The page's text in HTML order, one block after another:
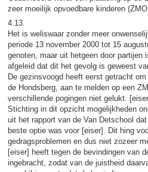
zeer moeilijk opvoedbare kinderen
4.13.
Het is weliswaar zonder meer
periode 13 november 2000 tot 15
genoten, maar uit hetgeen door partijen
afgeleid dat dit het gevolg is geweest
De gezinsvoogd heeft eerst getracht
de Hondsberg, aan te melden op een
verschillende pogingen niet gelukt.
Stichting in dit opzicht mogelijkheden
uit het rapport van de Van Detschool
beste optie was voor [eiser]. Dit hing
gedragsproblemen en dus niet zozeer
[eiser] heeft tegen de bevindingen van
ingebracht, zodat van de juistheid